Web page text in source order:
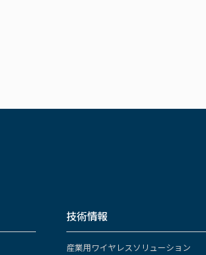
技術情報
産業用ワイヤレスソリューション